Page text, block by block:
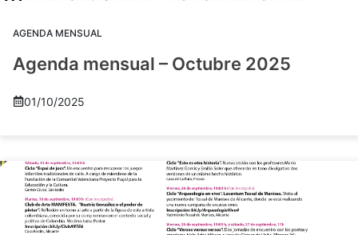
AGENDA MENSUAL
Agenda mensual – Octubre 2025
01/10/2025